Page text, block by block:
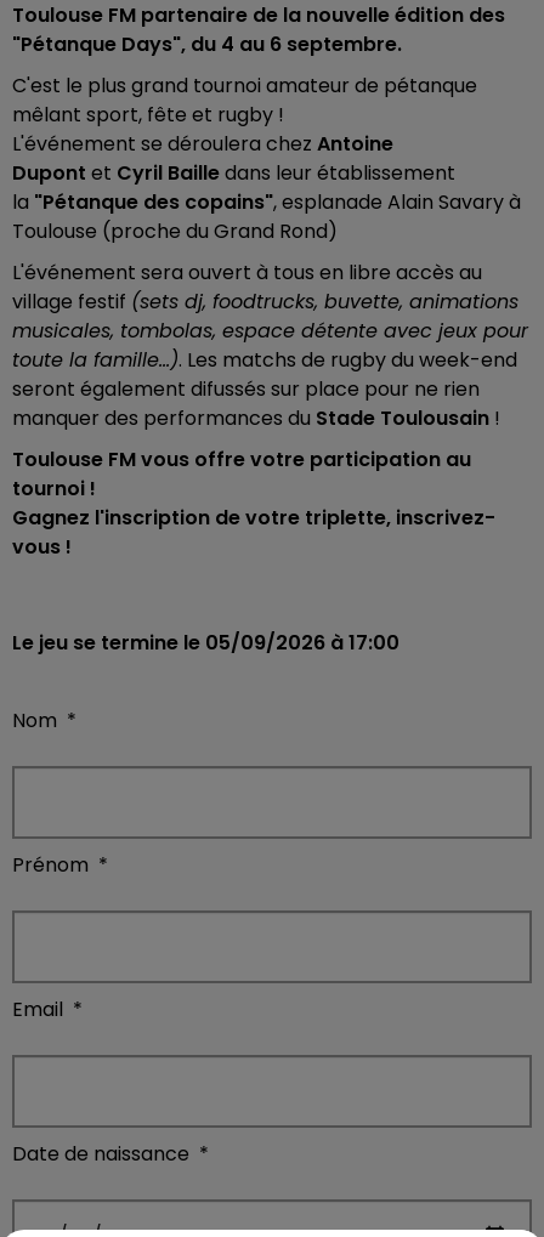
Toulouse FM partenaire de la nouvelle édition des
"Pétanque Days", du 4 au 6 septembre.
C'est le plus grand tournoi amateur de pétanque
mêlant sport, fête et rugby !
L'événement se déroulera chez Antoine
Dupont et Cyril Bailledans leur établissement
la "Pétanque des copains", esplanade Alain Savary à
Toulouse (proche du Grand Rond)
L'événement sera ouvert à tous en libre accès au
village festif (sets dj, foodtrucks, buvette, animations
musicales, tombolas, espace détente avec jeux pour
toute la famille...). Les matchs de rugby du week-end
seront également difussés sur place pour ne rien
manquer des performances du Stade Toulousain !
Toulouse FM vous offre votre participation au
tournoi !
Gagnez l'inscription de votre triplette, inscrivez-
vous !
Le jeu se termine le 05/09/2026 à 17:00
Nom *
Prénom *
Email *
Date de naissance *